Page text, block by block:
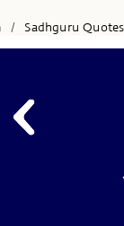
/ Sadhguru Quotes